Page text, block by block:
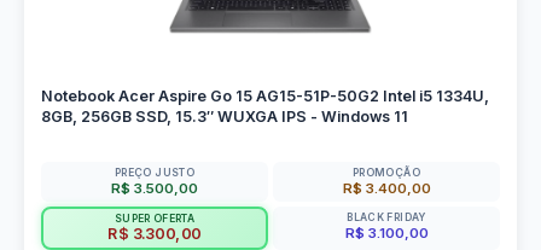
Notebook Acer Aspire Go 15 AG15-51P-50G2 Intel i5 1334U,
8GB, 256GB SSD, 15.3″ WUXGA IPS - Windows 11
PREÇO JUSTO
R$ 3.500,00
PROMOÇÃO
R$ 3.400,00
SUPER OFERTA
R$ 3.300,00
BLACK FRIDAY
R$ 3.100,00